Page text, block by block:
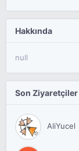
Hakkında
null
Son Ziyaretçiler
AliYucel